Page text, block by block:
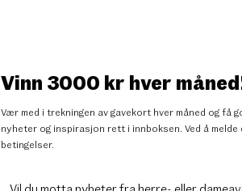
Vinn 3000 kr hver
Vær med i trekningen av gavekort hver måned og få
nyheter og inspirasjon rett i innboksen. Ved å
betingelser.